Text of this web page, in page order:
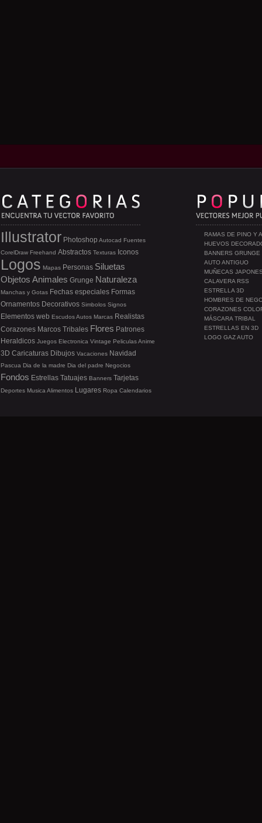
RAMAS DE PINO Y
HUEVOS
BANNERS GRUNGE
AUTO ANTIGUO
MUÑECAS
CALAVERA RSS
ESTRELLA 3D
HOMBRES DE
CORAZONES
MÁSCARA TRIBAL
ESTRELLAS EN 3D
LOGO GAZ AUTO
Illustrator Photoshop Autocad Fuentes
CorelDraw Freehand Abstractos Texturas Iconos
Logos Mapas Personas Siluetas
Objetos Animales Grunge Naturaleza
Manchas y Gotas Fechas especiales Formas
Ornamentos Decorativos Simbolos Signos
Elementos web EscudosAutos Marcas Realistas
Corazones Marcos Tribales Flores Patrones
Heraldicos Juegos Electronica Vintage PeliculasAnime
3D Caricaturas Dibujos Vacaciones Navidad
Pascua Dia de la madre Dia del padre Negocios
Fondos Estrellas Tatuajes Banners Tarjetas
Deportes Musica Alimentos Lugares Ropa Calendarios